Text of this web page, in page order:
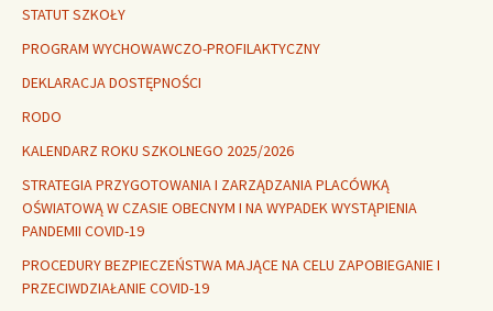
STATUT SZKOŁY
PROGRAM WYCHOWAWCZO-PROFILAKTYCZNY
DEKLARACJA DOSTĘPNOŚCI
RODO
KALENDARZ ROKU SZKOLNEGO 2025/2026
STRATEGIA PRZYGOTOWANIA I ZARZĄDZANIA PLACÓWKĄ
OŚWIATOWĄ W CZASIE OBECNYM I NA WYPADEK WYSTĄPIENIA
PANDEMII COVID-19
PROCEDURY BEZPIECZEŃSTWA MAJĄCE NA CELU ZAPOBIEGANIE I
PRZECIWDZIAŁANIE COVID-19